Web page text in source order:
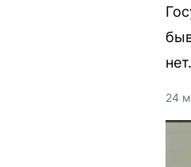
нет.
24